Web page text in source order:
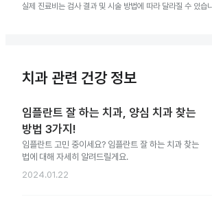
실제 진료비는 검사 결과 및 시술 방법에 따라 달라질 수 있습
치과 관련 건강 정보
임플란트 잘 하는 치과, 양심 치과 찾는
방법 3가지!
임플란트 고민 중이세요? 임플란트 잘 하는 치과 찾는
법에 대해 자세히 알려드릴게요.
2024.01.22